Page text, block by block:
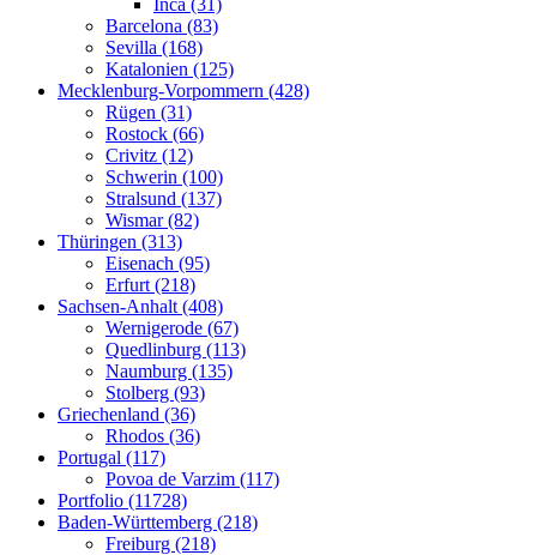
Barcelona (83)
Sevilla (168)
Katalonien (125)
Mecklenburg-Vorpommern (428)
Rügen (31)
Rostock (66)
Crivitz (12)
Schwerin (100)
Stralsund (137)
Wismar (82)
Thüringen (313)
Eisenach (95)
Erfurt (218)
Sachsen-Anhalt (408)
Wernigerode (67)
Quedlinburg (113)
Naumburg (135)
Stolberg (93)
Griechenland (36)
Rhodos (36)
Portugal (117)
Povoa de Varzim (117)
Portfolio (11728)
Baden-Württemberg (218)
Freiburg (218)